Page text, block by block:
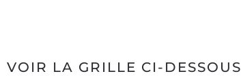
VOIR LA GRILLE CI-DESSOUS